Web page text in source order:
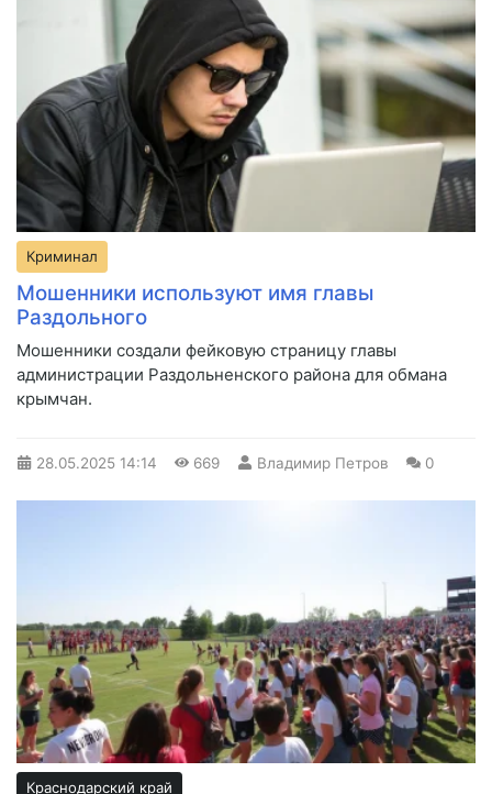
Криминал
Мошенники используют имя главы
Раздольного
Мошенники создали фейковую страницу главы
администрации Раздольненского района для обмана
крымчан.
28.05.2025 14:14 669 Владимир Петров 0
Краснодарский край